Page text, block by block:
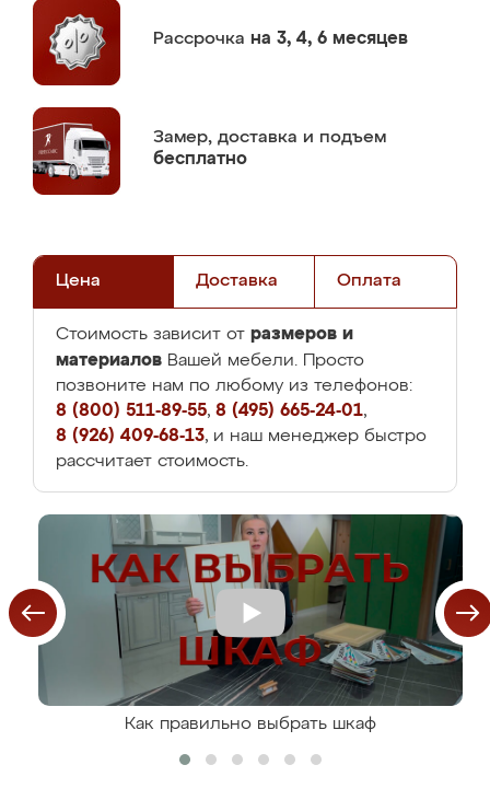
Рассрочка на 3, 4, 6 месяцев
Замер, доставка и подъем
бесплатно
Цена Доставка Оплата
Стоимость зависит от размеров и
материалов Вашей мебели. Просто
позвоните нам по любому из телефонов:
8 (800) 511-89-55, 8 (495) 665-24-01,
8 (926) 409-68-13, и наш менеджер быстро
рассчитает стоимость.
Как правильно выбрать шкаф